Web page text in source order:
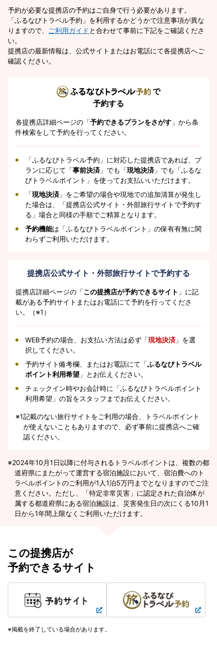
予約が必要な提携店の予約はご自身で行う必要があります。
「ふるなびトラベル予約」を利用するかどうかで注意事項が異な
りますので、
ご利用ガイド と合わせて事前に下記をご確認くださ
い。
提携店の最新情報は、公式サイトまたはお電話にて各提携店へご
確認ください。
で
予約する
各提携店詳細ページの「予約できるプランをさがす 」から条
件検索をして予約を行ってください。
「ふるなびトラベル予約」に対応した提携店であれば、プ
ランに応じて「事前決済 」でも「現地決済 」でも「ふるな
びトラベルポイント」を使ってお支払いいただけます。
「現地決済 」をご希望の場合や現地での追加清算が発生し
た場合は、「提携店公式サイト・外部旅行サイトで予約す
る」場合と同様の手順でご精算となります。
予約機能は「ふるなびトラベルポイント」の保有有無に関
わらずご利用いただけます。
提携店公式サイト・外部旅行サイトで予約する
提携店詳細ページの「この提携店が予約できるサイト 」に記
載がある予約サイトまたはお電話にて予約を行ってくださ
い。（※1）
WEB予約の場合、お支払い方法は必ず「現地決済 」を選
択してください。
予約サイト備考欄、またはお電話にて「ふるなびトラベル
ポイント利用希望 」とお伝えください。
チェックイン時やお会計時に「ふるなびトラベルポイント
利用希望」の旨をスタッフまでお伝えください。
※1記載のない旅行サイトをご利用の場合、トラベルポイント
が使えないこともありますので、必ず事前に提携店へご確
認ください。
2024年10月1日以降に付与されるトラベルポイントは、複数の都
道府県にまたがって運営する宿泊施設において、宿泊費へのト
ラベルポイントのご利用が1人1泊5万円までとなりますのでご注
意ください。ただし、「特定非常災害」に認定された自治体が
属する都道府県にある宿泊施設は、災害発生日の次にくる10月1
日から1年間上限なくご利用いただけます。
この提携店が
予約できるサイト
掲載を終了している場合があります。